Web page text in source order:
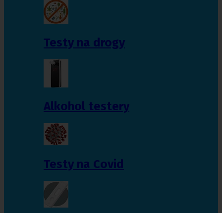
Testy na drogy
Alkohol testery
Testy na Covid